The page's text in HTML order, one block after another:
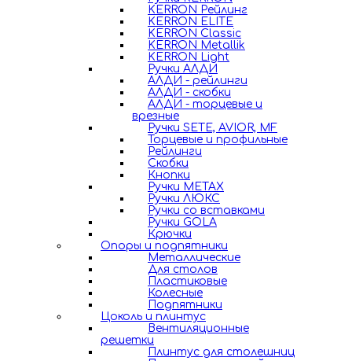
KERRON Рейлинг
KERRON ELITE
KERRON Classic
KERRON Metallik
KERRON Light
Ручки АЛДИ
АЛДИ - рейлинги
АЛДИ - скобки
АЛДИ - торцевые и
врезные
Ручки SETE, AVIOR, MF
Торцевые и профильные
Рейлинги
Скобки
Кнопки
Ручки METAX
Ручки ЛЮКС
Ручки со вставками
Ручки GOLA
Крючки
Опоры и подпятники
Металлические
Для столов
Пластиковые
Колесные
Подпятники
Цоколь и плинтус
Вентиляционные
решетки
Плинтус для столешниц